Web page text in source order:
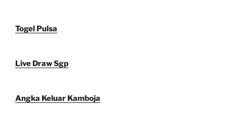
Togel Pulsa
Live Draw Sgp
Angka Keluar Kamboja